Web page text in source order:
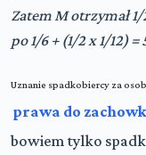
Zatem M otrzymał 1/
po 1/6 + (1/2 x 1/12)
Uznanie spadkobiercy za
prawa do
bowiem tylko